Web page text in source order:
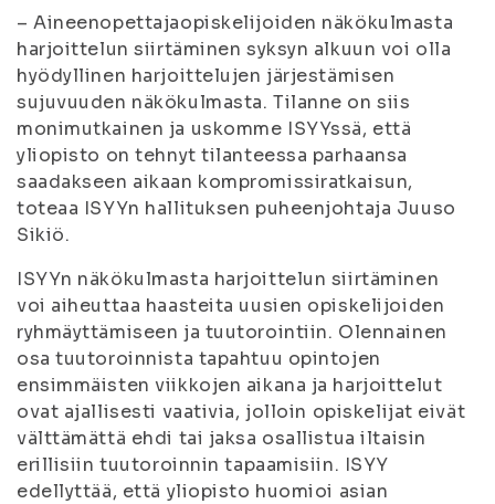
– Aineenopettajaopiskelijoiden näkökulmasta
harjoittelun siirtäminen syksyn alkuun voi olla
hyödyllinen harjoittelujen järjestämisen
sujuvuuden näkökulmasta. Tilanne on siis
monimutkainen ja uskomme ISYYssä, että
yliopisto on tehnyt tilanteessa parhaansa
saadakseen aikaan kompromissiratkaisun,
toteaa ISYYn hallituksen puheenjohtaja Juuso
Sikiö.
ISYYn näkökulmasta harjoittelun siirtäminen
voi aiheuttaa haasteita uusien opiskelijoiden
ryhmäyttämiseen ja tuutorointiin. Olennainen
osa tuutoroinnista tapahtuu opintojen
ensimmäisten viikkojen aikana ja harjoittelut
ovat ajallisesti vaativia, jolloin opiskelijat eivät
välttämättä ehdi tai jaksa osallistua iltaisin
erillisiin tuutoroinnin tapaamisiin. ISYY
edellyttää, että yliopisto huomioi asian